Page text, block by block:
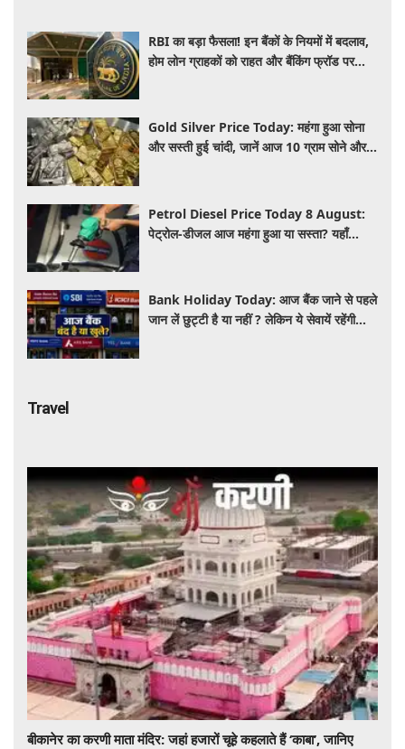
RBI का बड़ा फैसला! इन बैंकों के नियमों में बदलाव,
होम लोन ग्राहकों को राहत और बैंकिंग फ्रॉड पर
Gold Silver Price Today: महंगा हुआ सोना
और सस्ती हुई चांदी, जानें आज 10 ग्राम सोने और 1
Petrol Diesel Price Today 8 August:
पेट्रोल-डीजल आज महंगा हुआ या सस्ता? यहाँ
Bank Holiday Today: आज बैंक जाने से पहले
जान लें छुट्टी है या नहीं ? लेकिन ये सेवायें रहेंगी
Travel
बीकानेर का करणी माता मंदिर: जहां हजारों चूहे कहलाते हैं ‘काबा’, जानिए